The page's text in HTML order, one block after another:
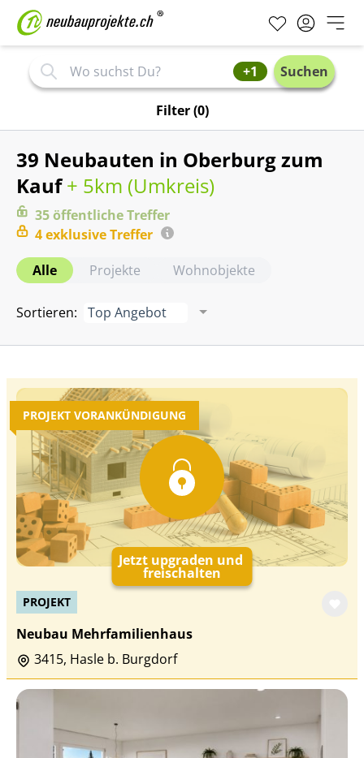
+1 Suchen
Filter(0)
39 Neubauten in Oberburg zum
Kauf+ 5km (Umkreis)
35öffentlicheTreffer
4exklusiveTreffer
Alle
Projekte Wohnobjekte
Sortieren: Top Angebot
PROJEKT VORANKÜNDIGUNG
Jetzt upgraden und
freischalten
PROJEKT
Neubau Mehrfamilienhaus
3415, Hasle b. Burgdorf